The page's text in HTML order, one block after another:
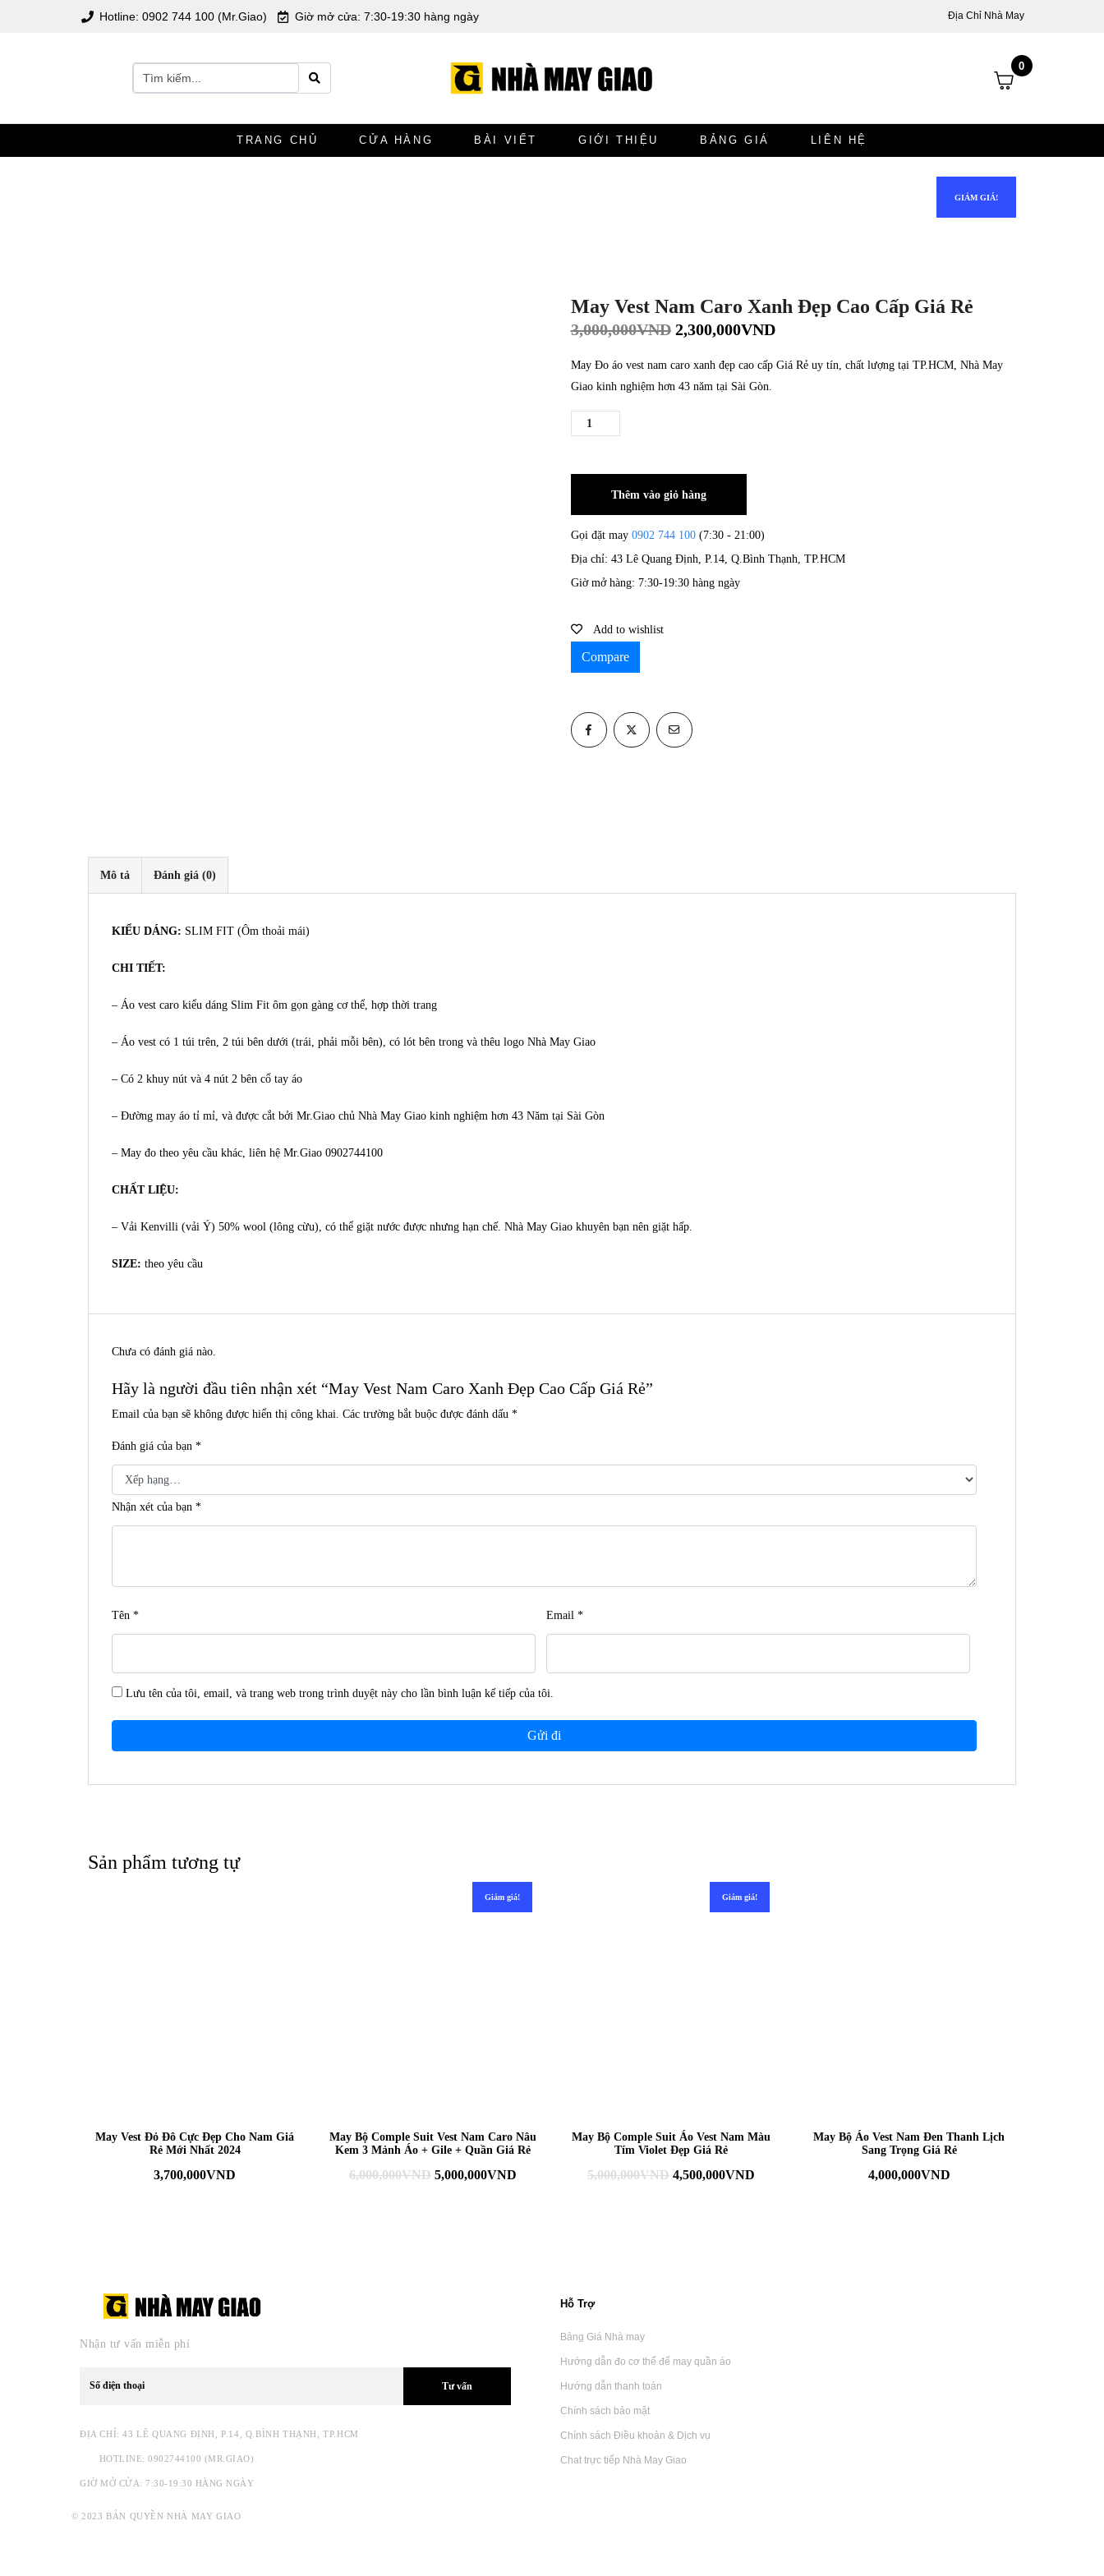
Hotline: 0902 744 100 (Mr.Giao) Giờ mở cửa: 7:30-19:30 hàng ngày Địa Chỉ Nhà May
0
TRANG CHỦ CỬA HÀNG BÀI VIẾT GIỚI THIỆU BẢNG GIÁ LIÊN HỆ
GIẢM GIÁ!
May Vest Nam Caro Xanh Đẹp Cao Cấp Giá Rẻ
3,000,000VND 2,300,000VND
May Đo áo vest nam caro xanh đẹp cao cấp Giá Rẻ uy tín, chất lượng tại TP.HCM, Nhà May
Giao kinh nghiệm hơn 43 năm tại Sài Gòn.
Thêm vào giỏ hàng
Gọi đặt may 0902 744 100(7:30 - 21:00)
Địa chỉ: 43 Lê Quang Định, P.14, Q.Bình Thạnh, TP.HCM
Giờ mở hàng: 7:30-19:30 hàng ngày
Add to wishlist
Compare
Mô tả Đánh giá (0)
KIỂU DÁNG: SLIM FIT (Ôm thoải mái)
CHI TIẾT:
– Áo vest caro kiểu dáng Slim Fit ôm gọn gàng cơ thể, hợp thời trang
– Áo vest có 1 túi trên, 2 túi bên dưới (trái, phải mỗi bên), có lót bên trong và thêu logo Nhà May Giao
– Có 2 khuy nút và 4 nút 2 bên cổ tay áo
– Đường may áo tỉ mỉ, và được cắt bởi Mr.Giao chủ Nhà May Giao kinh nghiệm hơn 43 Năm tại Sài Gòn
– May đo theo yêu cầu khác, liên hệ Mr.Giao 0902744100
CHẤT LIỆU:
– Vải Kenvilli (vải Ý) 50% wool (lông cừu), có thể giặt nước được nhưng hạn chế. Nhà May Giao khuyên bạn nên giặt hấp.
SIZE: theo yêu cầu
Chưa có đánh giá nào.
Hãy là người đầu tiên nhận xét “May Vest Nam Caro Xanh Đẹp Cao Cấp Giá Rẻ”
Email của bạn sẽ không được hiển thị công khai. Các trường bắt buộc được đánh dấu *
Đánh giá của bạn *
Nhận xét của bạn *
Tên * Email *
Lưu tên của tôi, email, và trang web trong trình duyệt này cho lần bình luận kế tiếp của tôi.
Sản phẩm tương tự
May Vest Đỏ Đô Cực Đẹp Cho Nam Giá
Rẻ Mới Nhất 2024
3,700,000VND
Giảm giá!
May Bộ Comple Suit Vest Nam Caro Nâu
Kem 3 Mảnh Áo + Gile + Quần Giá Rẻ
6,000,000VND 5,000,000VND
Giảm giá!
May Bộ Comple Suit Áo Vest Nam Màu
Tím Violet Đẹp Giá Rẻ
5,000,000VND 4,500,000VND
May Bộ Áo Vest Nam Đen Thanh Lịch
Sang Trọng Giá Rẻ
4,000,000VND
Nhận tư vấn miễn phí
Tư vấn
ĐỊA CHỈ: 43 LÊ QUANG ĐỊNH, P.14, Q.BÌNH THẠNH, TP.HCM
HOTLINE: 0902744100 (MR.GIAO)
GIỜ MỞ CỬA: 7:30-19:30 HÀNG NGÀY
Hỗ Trợ
Bảng Giá Nhà may
Hướng dẫn đo cơ thể để may quần áo
Hướng dẫn thanh toán
Chính sách bảo mật
Chính sách Điều khoản & Dịch vụ
Chat trực tiếp Nhà May Giao
© 2023 BẢN QUYỀN NHÀ MAY GIAO